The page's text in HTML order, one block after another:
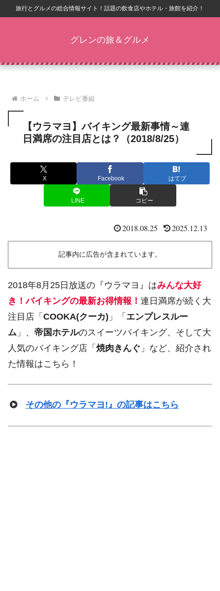
旅行とグルメの総合情報サイト！話題の飲食店やホテル・旅館を紹介！
グレンの旅＆グルメ
ホーム テレビ番組
【ウラマヨ】バイキング最新事情～連
日満席の注目店とは？（2018/8/25）
X Facebook はてブ
LINE コピー
2018.08.25 2025.12.13
記事内に広告が含まれています。
2018年8月25日放送の『ウラマヨ』はみんな大好
き！バイキングの最新お得情報！ 連日満席が続く大
注目店「 COOKA(クーカ) 」「 エンプレスルー
ム 」、 帝国ホテルのスイーツバイキング、そして大
人気のバイキング店「 焼肉きんぐ 」など、紹介され
た情報はこちら！
その他の『ウラマヨ!』の記事はこちら